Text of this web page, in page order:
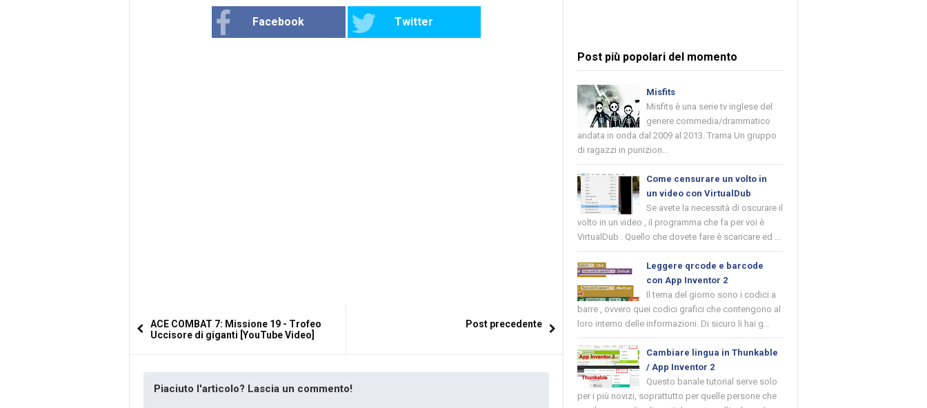
Facebook Twitter
ACE COMBAT 7: Missione 19 - Trofeo
Uccisore di giganti [YouTube Video]
Post precedente
Piaciuto l'articolo? Lascia un commento!
Post più popolari del momento
Misfits
Misfits è una serie tv inglese del
genere commedia/drammatico
andata in onda dal 2009 al 2013. Trama Un gruppo
di ragazzi in punizion...
Come censurare un volto in
un video con VirtualDub
Se avete la necessità di oscurare il
volto in un video , il programma che fa per voi è
VirtualDub . Quello che dovete fare è scaricare ed ...
Leggere qrcode e barcode
con App Inventor 2
Il tema del giorno sono i codici a
barre , ovvero quei codici grafici che contengono al
loro interno delle informazioni. Di sicuro li hai g...
Cambiare lingua in Thunkable
/ App Inventor 2
Questo banale tutorial serve solo
per i più novizi, soprattutto per quelle persone che